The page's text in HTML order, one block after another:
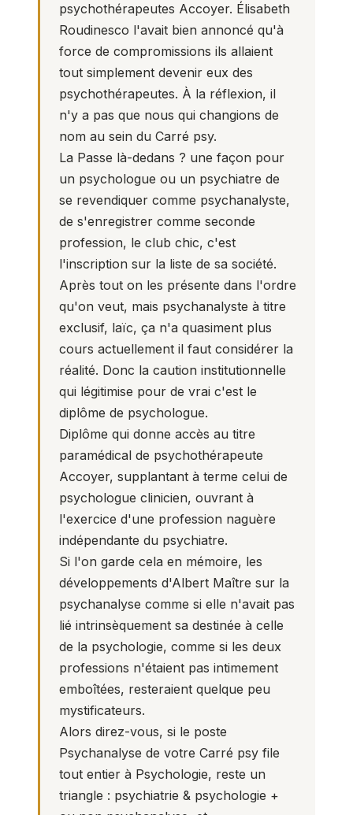
psychothérapeutes Accoyer. Élisabeth
Roudinesco l'avait bien annoncé qu'à
force de compromissions ils allaient
tout simplement devenir eux des
psychothérapeutes. À la réflexion, il
n'y a pas que nous qui changions de
nom au sein du Carré psy.
La Passe là-dedans ? une façon pour
un psychologue ou un psychiatre de
se revendiquer comme psychanalyste,
de s'enregistrer comme seconde
profession, le club chic, c'est
l'inscription sur la liste de sa société.
Après tout on les présente dans l'ordre
qu'on veut, mais psychanalyste à titre
exclusif, laïc, ça n'a quasiment plus
cours actuellement il faut considérer la
réalité. Donc la caution institutionnelle
qui légitimise pour de vrai c'est le
diplôme de psychologue.
Diplôme qui donne accès au titre
paramédical de psychothérapeute
Accoyer, supplantant à terme celui de
psychologue clinicien, ouvrant à
l'exercice d'une profession naguère
indépendante du psychiatre.
Si l'on garde cela en mémoire, les
développements d'Albert Maître sur la
psychanalyse comme si elle n'avait pas
lié intrinsèquement sa destinée à celle
de la psychologie, comme si les deux
professions n'étaient pas intimement
emboîtées, resteraient quelque peu
mystificateurs.
Alors direz-vous, si le poste
Psychanalyse de votre Carré psy file
tout entier à Psychologie, reste un
triangle : psychiatrie & psychologie +